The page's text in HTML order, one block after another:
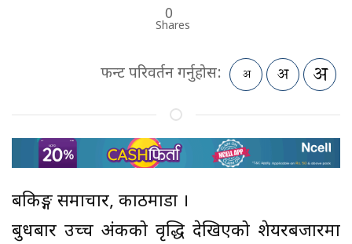
0
Shares
फन्ट परिवर्तन गर्नुहोस:
बैंकिङ्ग समाचार, काठमाडौं ।
बुधबार उच्च अंकको वृद्धि देखिएको शेयरबजारमा